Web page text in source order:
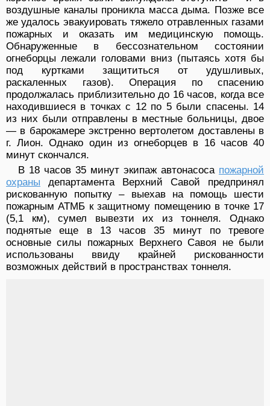
воздушные каналы проникла масса дыма. Позже все
же удалось эвакуировать тяжело отравленных газами
пожарных и оказать им медицинскую помощь.
Обнаруженные в бессознательном состоянии
огнеборцы лежали головами вниз (пытаясь хотя бы
под куртками защититься от удушливых,
раскаленных газов). Операция по спасению
продолжалась приблизительно до 16 часов, когда все
находившиеся в точках с 12 по 5 были спасены. 14
из них были отправлены в местные больницы, двое
— в барокамере экстренно вертолетом доставлены в
г. Лион. Однако один из огнеборцев в 16 часов 40
минут скончался.
В 18 часов 35 минут экипаж автонасоса пожарной
охраны департамента Верхний Савой предпринял
рискованную попытку – выехав на помощь шести
пожарным АТМБ к защитному помещению в точке 17
(5,1 км), сумел вывезти их из тоннеля. Однако
поднятые еще в 13 часов 35 минут по тревоге
основные силы пожарных Верхнего Савоя не были
использованы ввиду крайней рискованности
возможных действий в пространствах тоннеля.